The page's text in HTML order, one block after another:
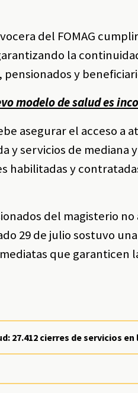
del FOMAG
la
y
modelo de salud es
asegurar el acceso a
y servicios de mediana
habilitadas y
del magisterio
29 de julio sostuvo
que garanticen
27.412 cierres de servicios